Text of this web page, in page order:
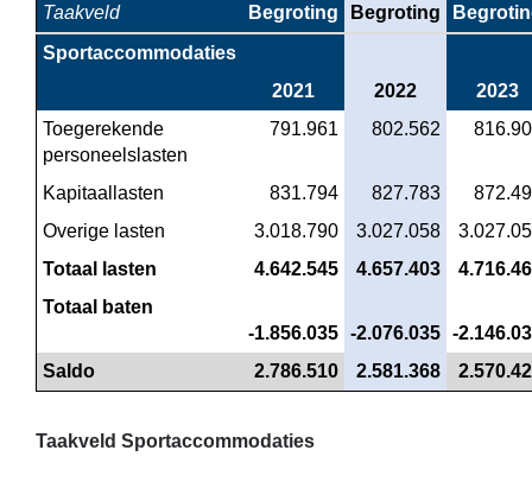
Taakveld Begroting Begroting
Sportaccommodaties
2021
2022
2023
Toegerekende
personeelslasten
791.961 802.562
Kapitaallasten 831.794 827.783
Overige lasten
3.018.790 3.027.058
Totaal lasten
4.642.545 4.657.403
Totaal baten
-1.856.035 -2.076.035 -
Saldo
2.786.510 2.581.368
Taakveld Sportaccommodaties